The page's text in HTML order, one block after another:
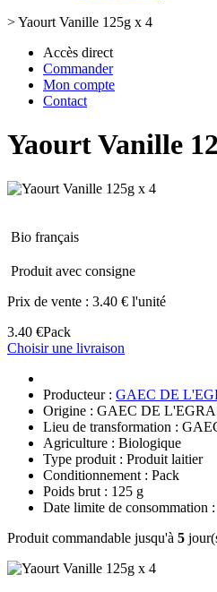
>Yaourt Vanille 125g x 4
Accès direct
Commander
Mon compte
Contact
Yaourt Vanille
Bio français
Produit avec consigne
Prix de vente : 3.40 € l'unité
3.40 €Pack
Choisir une livraison
Producteur : GAEC DE
Origine : GAEC DE
Lieu de transformation :
Agriculture : Biologique
Type produit : Produit laitier
Conditionnement : Pack
Poids brut : 125 g
Date limite de consommation
Produit commandable jusqu'à 5